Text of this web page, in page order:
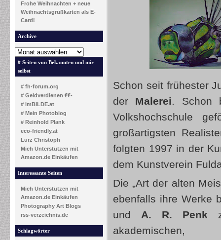
Frohe Weihnachten + neue
Weihnachtsgrußkarten als E-
Card!
Archive
# Seiten von Bekannten und mir
selbst
# fh-forum.org
# Geldverdienen €€-
# imBILDE.at
# Mein Photoblog
# Reinhold Plank
eco-friendly.at
Lurz Christoph
Mich Unterstützen mit
Amazon.de Einkäufen
Interessante Seiten
Mich Unterstützen mit
Amazon.de Einkäufen
Photography Art Blogs
rss-verzeichnis.de
Schlagwörter
Schon seit frühester
der Malerei. Schon
Volkshochschule
großartigsten
folgten 1997 in der
dem Kunstverein
Die „Art der alten
ebenfalls ihre Werke
und A. R. Penk